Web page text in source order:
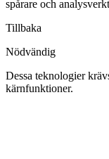
spårare och
Tillbaka
Nödvändig
Dessa teknologier
kärnfunktioner.